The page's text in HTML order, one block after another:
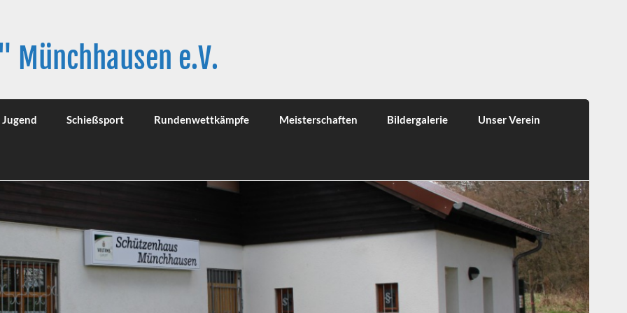
Münchhausen e.V.
Jugend Schießsport Rundenwettkämpfe Meisterschaften Bildergalerie Unser Verein